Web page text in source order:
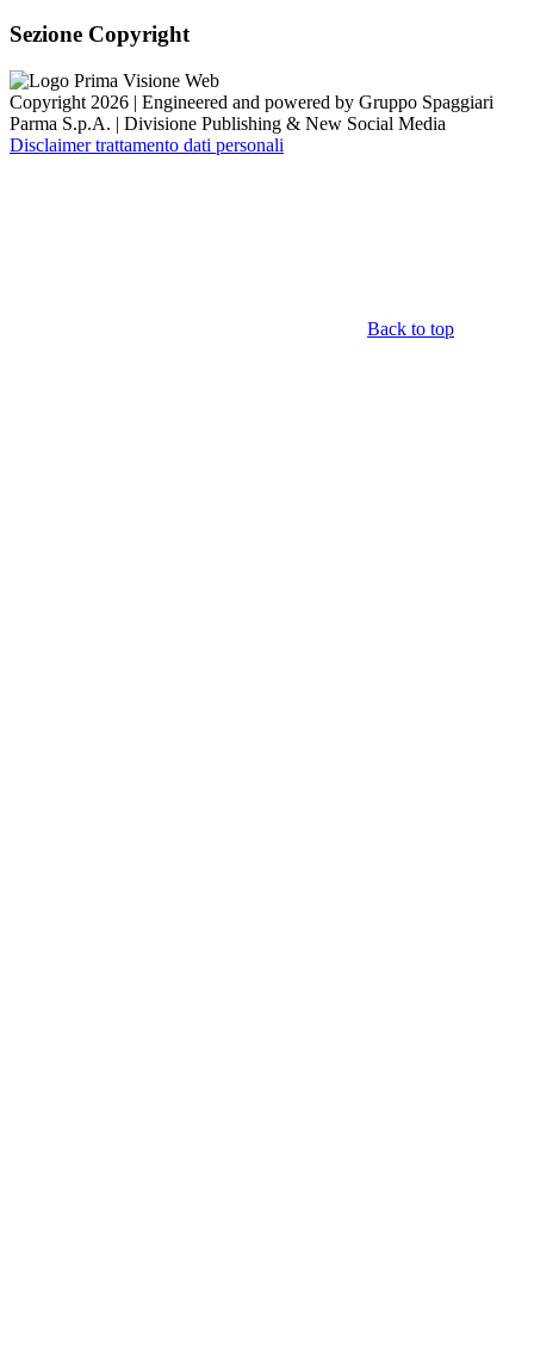
Sezione Copyright
Copyright 2026 | Engineered and powered by Gruppo Spaggiari
Parma S.p.A. | Divisione Publishing & New Social Media
Disclaimer trattamento dati personali
Back to top